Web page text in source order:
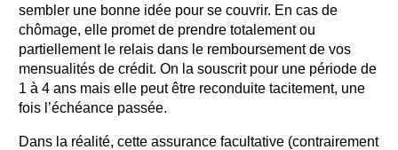
sembler une bonne idée pour se couvrir. En cas de
chômage, elle promet de prendre totalement ou
partiellement le relais dans le remboursement de vos
mensualités de crédit. On la souscrit pour une période de
1 à 4 ans mais elle peut être reconduite tacitement, une
fois l’échéance passée.
Dans la réalité, cette assurance facultative (contrairement